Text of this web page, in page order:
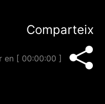
Comparteix
en [ 00:00:00 ]